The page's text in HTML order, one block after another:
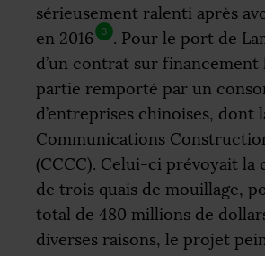
sérieusement ralenti après
en 2016
3
. Pour le port de
d’un contrat sur financement
partie remporté par un
d’entreprises chinoises, dont
Communications
(CCCC). Celui-ci prévoyait la
de trois quais de mouillage,
total de 480 millions de
diverses raisons, le projet